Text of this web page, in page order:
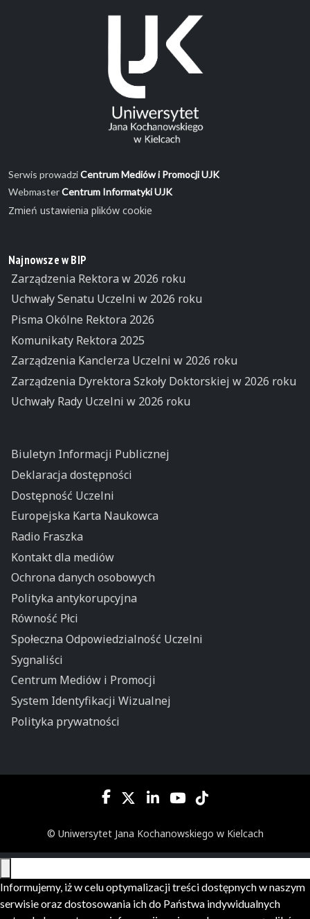
Serwis prowadziCentrum Mediów i Promocji UJK
WebmasterCentrum Informatyki UJK
Zmień ustawienia plików cookie
Najnowsze w BIP
Zarządzenia Rektora w 2026 roku
Uchwały Senatu Uczelni w 2026 roku
Pisma Okólne Rektora 2026
Komunikaty Rektora 2025
Zarządzenia Kanclerza Uczelni w 2026 roku
Zarządzenia Dyrektora Szkoły Doktorskiej w 2026 roku
Uchwały Rady Uczelni w 2026 roku
Biuletyn Informacji Publicznej
Deklaracja dostępności
Dostępność Uczelni
Europejska Karta Naukowca
Radio Fraszka
Kontakt dla mediów
Ochrona danych osobowych
Polityka antykorupcyjna
Równość Płci
Społeczna Odpowiedzialność Uczelni
Sygnaliści
Centrum Mediów i Promocji
System Identyfikacji Wizualnej
Polityka prywatności
© Uniwersytet Jana Kochanowskiego w Kielcach
Informujemy, iż w celu optymalizacji treści dostępnych w naszym
serwisie oraz dostosowania ich do Państwa indywidualnych